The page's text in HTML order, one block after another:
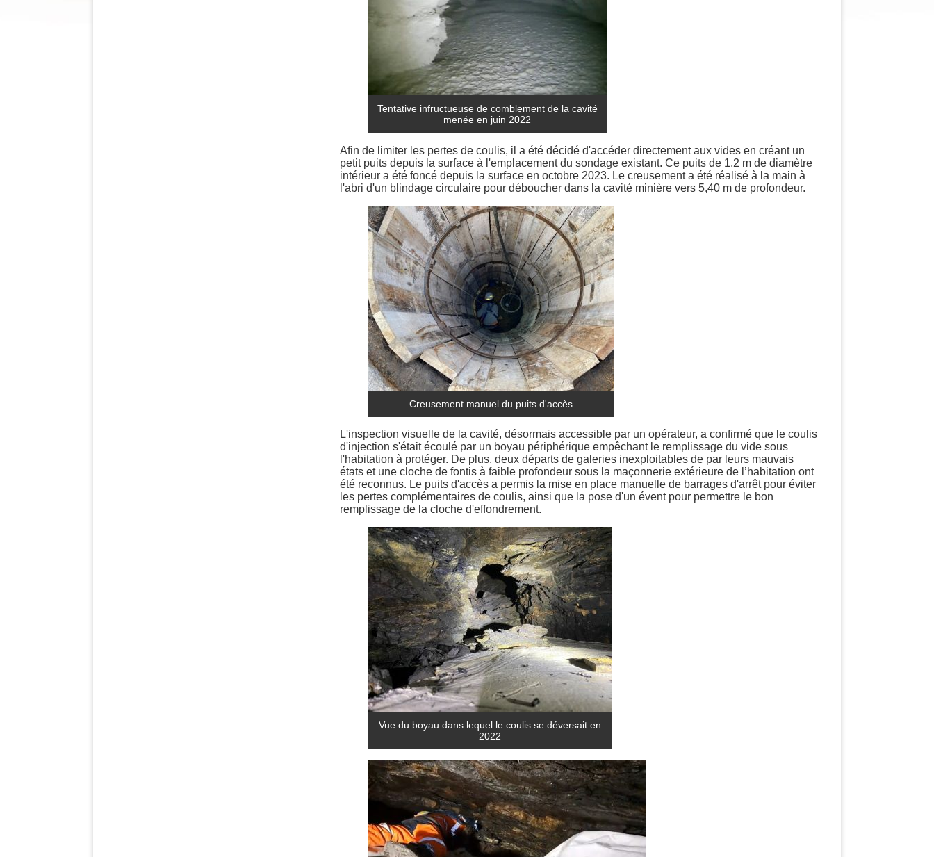
Tentative infructueuse de comblement de la cavité
menée en juin 2022
Afin de limiter les pertes de coulis, il a été décidé d'accéder directement aux vides en créant un
petit puits depuis la surface à l'emplacement du sondage existant. Ce puits de 1,2 m de diamètre
intérieur a été foncé depuis la surface en octobre 2023. Le creusement a été réalisé à la main à
l'abri d'un blindage circulaire pour déboucher dans la cavité minière vers 5,40 m de profondeur.
Creusement manuel du puits d'accès
L'inspection visuelle de la cavité, désormais accessible par un opérateur, a confirmé que le coulis
d'injection s'était écoulé par un boyau périphérique empêchant le remplissage du vide sous
l'habitation à protéger. De plus, deux départs de galeries inexploitables de par leurs mauvais
états et une cloche de fontis à faible profondeur sous la maçonnerie extérieure de l’habitation ont
été reconnus. Le puits d'accès a permis la mise en place manuelle de barrages d'arrêt pour éviter
les pertes complémentaires de coulis, ainsi que la pose d'un évent pour permettre le bon
remplissage de la cloche d'effondrement.
Vue du boyau dans lequel le coulis se déversait en
2022